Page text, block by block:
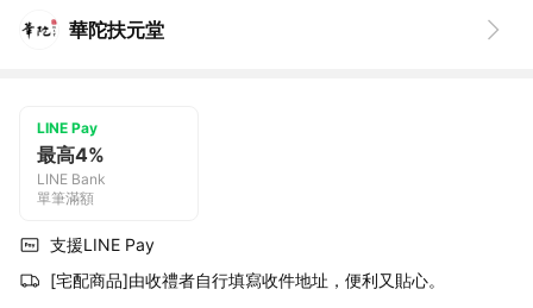
華陀扶元堂
LINE Pay
最高4%
LINE Bank
單筆滿額
支援LINE Pay
[宅配商品]由收禮者自行填寫收件地址，便利又貼心。